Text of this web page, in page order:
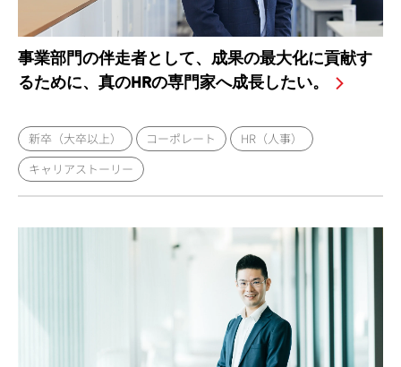
事業部門の伴走者として、成果の最大化に貢献す
るために、真のHRの専門家へ成長したい。
新卒（大卒以上） コーポレート
HR（人事）
キャリアストーリー